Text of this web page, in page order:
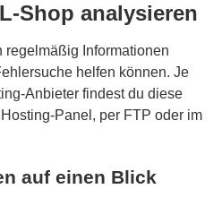
Shop analysieren
Informationen
helfen können. Je
Anbieter findest du diese
Panel, per FTP oder im
auf einen Blick